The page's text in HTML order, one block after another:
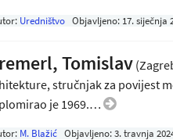
Uredništvo Objavljeno: 17. siječnja
Tomislav
stručnjak za povijest
je 1969.…
M. Blažić Objavljeno:3. travnja